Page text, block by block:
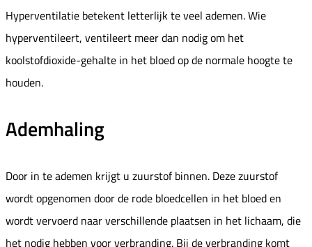
Hyperventilatie betekent letterlijk te veel ademen. Wie
hyperventileert, ventileert meer dan nodig om het
koolstofdioxide-gehalte in het bloed op de normale hoogte te
houden.
Ademhaling
Door in te ademen krijgt u zuurstof binnen. Deze zuurstof
wordt opgenomen door de rode bloedcellen in het bloed en
wordt vervoerd naar verschillende plaatsen in het lichaam, die
het nodig hebben voor verbranding. Bij de verbranding komt